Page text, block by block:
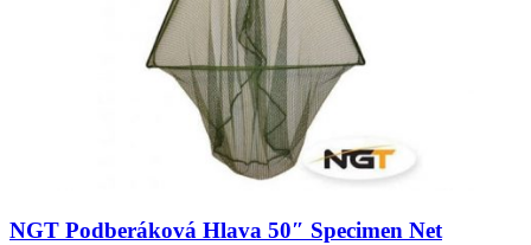
NGT Podberáková Hlava 50″ Specimen Net